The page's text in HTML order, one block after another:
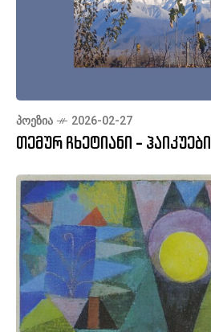
ᲞᲝᲔᲖᲘᲐ 2026-02-27
თემურ ჩხეტიანი - ჰაიკუები